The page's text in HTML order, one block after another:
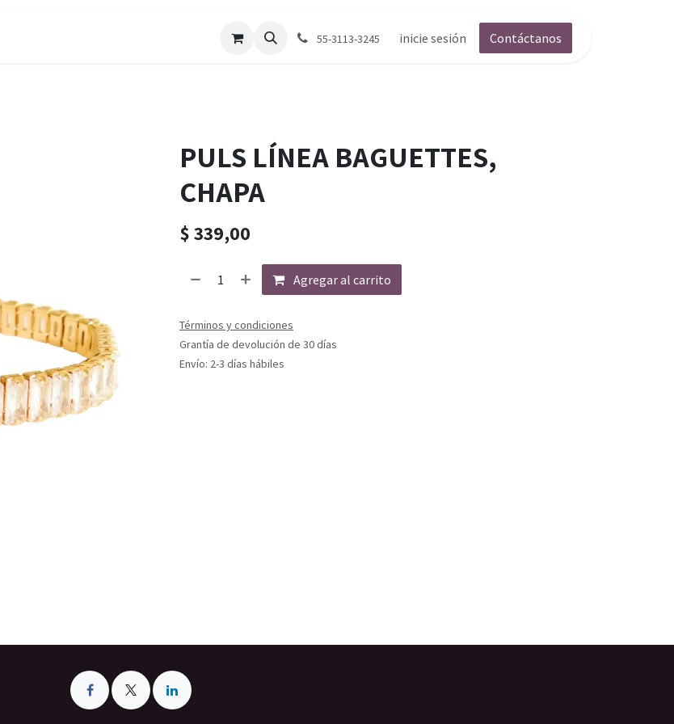
55-3113-3245 inicie sesión Contáctanos
PULS LÍNEA BAGUETTES,
CHAPA
$339,00
Agregar al carrito
Términos y condiciones
Grantía de devolución de 30 días
Envío: 2-3 días hábiles